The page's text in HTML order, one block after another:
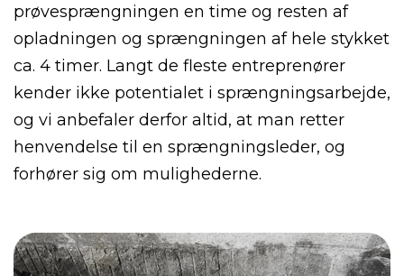
prøvesprængningen en time og resten af
opladningen og sprængningen af hele stykket
ca. 4 timer. Langt de fleste entreprenører
kender ikke potentialet i sprængningsarbejde,
og vi anbefaler derfor altid, at man retter
henvendelse til en sprængningsleder, og
forhører sig om mulighederne.